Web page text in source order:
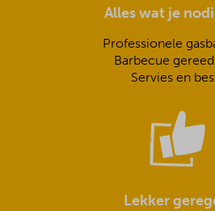
Alles wat je
Professionele
Barbecue
Servies en
Lekker